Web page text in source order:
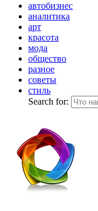
автобизнес
аналитика
арт
красота
мода
общество
разное
советы
стиль
Search for: